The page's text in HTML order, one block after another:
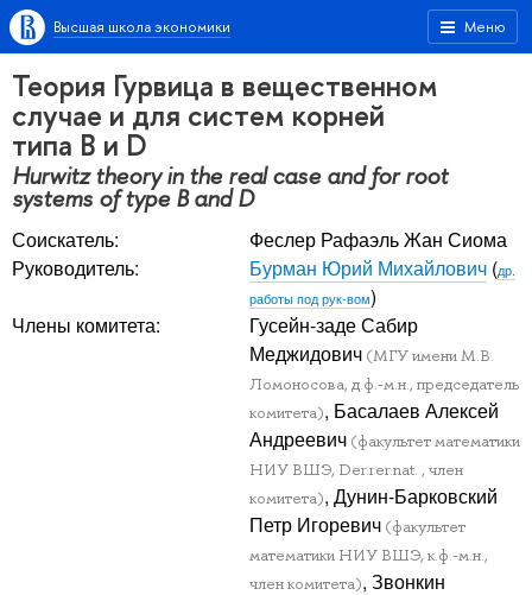
Меню
Высшая школа экономики
Теория Гурвица в вещественном
случае и для систем корней
типа B и D
Hurwitz theory in the real case and for root
systems of type B and D
Соискатель:
Феслер Рафаэль Жан Сиома
Руководитель:
Бурман Юрий Михайлович (др.
работы под рук-вом)
Члены комитета:
Гусейн-заде Сабир
Меджидович (МГУ имени М.В.
Ломоносова, д.ф.-м.н., председатель
комитета), Басалаев Алексей
Андреевич (факультет математики
НИУ ВШЭ, Der.rer.nat. , член
комитета), Дунин-Барковский
Петр Игоревич (факультет
математики НИУ ВШЭ, к.ф.-м.н.,
член комитета), Звонкин